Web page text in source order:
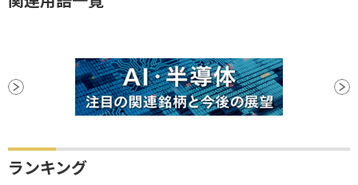
ランキング